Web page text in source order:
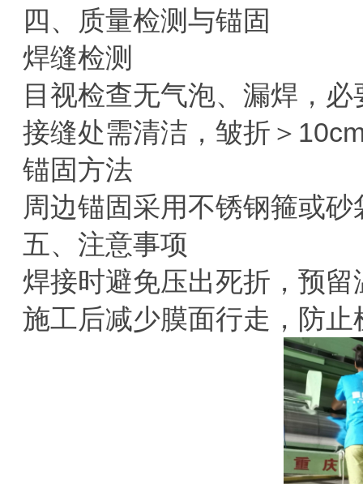
四、质量检测与锚固
‌焊缝检测‌
目视检查无气泡、漏焊，
接缝处需清洁，皱折＞
‌锚固方法‌
周边锚固采用不锈钢箍或
五、注意事项
焊接时避免压出死折，预
施工后减少膜面行走，防止